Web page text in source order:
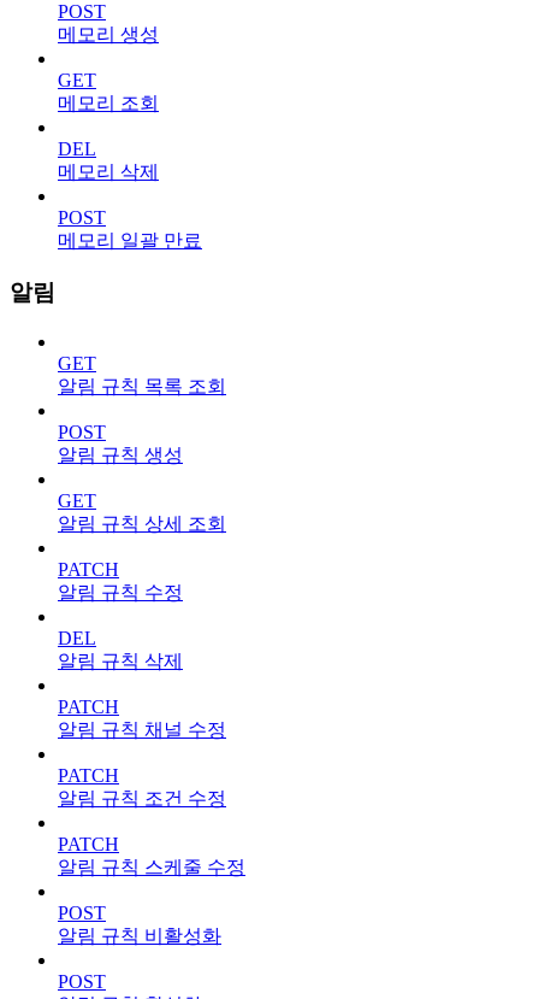
POST
메모리 생성
GET
메모리 조회
DEL
메모리 삭제
POST
메모리 일괄 만료
알림
GET
알림 규칙 목록 조회
POST
알림 규칙 생성
GET
알림 규칙 상세 조회
PATCH
알림 규칙 수정
DEL
알림 규칙 삭제
PATCH
알림 규칙 채널 수정
PATCH
알림 규칙 조건 수정
PATCH
알림 규칙 스케줄 수정
POST
알림 규칙 비활성화
POST